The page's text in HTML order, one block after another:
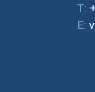
T:
E: